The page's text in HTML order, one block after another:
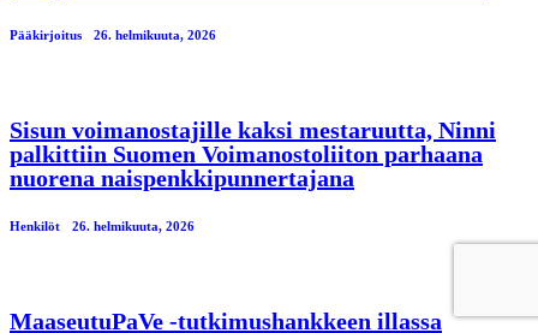
Pääkirjoitus 26. helmikuuta, 2026
Sisun voimanostajille kaksi mestaruutta, Ninni
palkittiin Suomen Voimanostoliiton parhaana
nuorena naispenkkipunnertajana
Henkilöt 26. helmikuuta, 2026
MaaseutuPaVe -tutkimushankkeen illassa